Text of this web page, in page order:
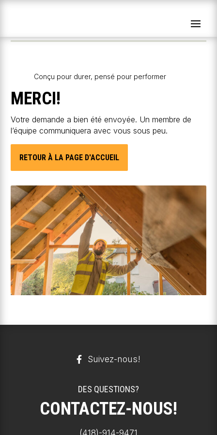
Conçu pour durer, pensé pour performer
MERCI!
Votre demande a bien été envoyée. Un membre de
l’équipe communiquera avec vous sous peu.
RETOUR À LA PAGE D'ACCUEIL
Suivez-nous!
DES QUESTIONS?
CONTACTEZ-NOUS!
(418)-914-9471